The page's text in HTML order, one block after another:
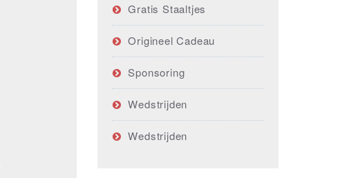
Gratis Staaltjes
Origineel Cadeau
Sponsoring
Wedstrijden
Wedstrijden